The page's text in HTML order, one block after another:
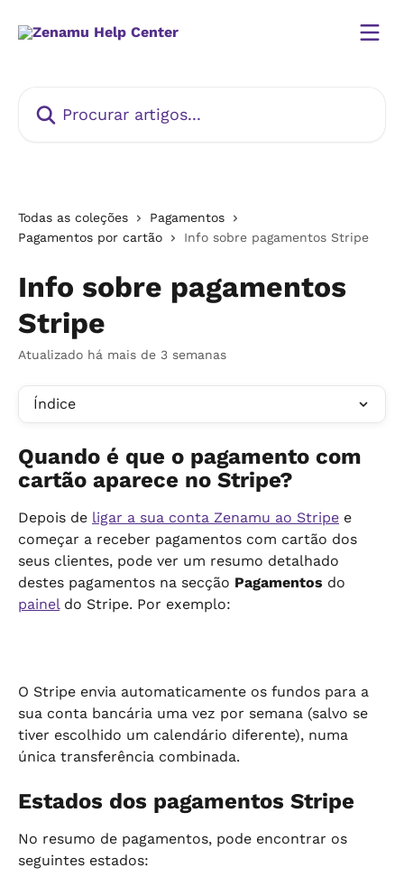
Todas as coleções
Pagamentos
Pagamentos por cartão
Info sobre pagamentos Stripe
Info sobre pagamentos
Stripe
Atualizado há mais de 3 semanas
Índice
Quando é que o pagamento com
cartão aparece no Stripe?
Depois de ligar a sua conta Zenamu ao Stripe e
começar a receber pagamentos com cartão dos
seus clientes, pode ver um resumo detalhado
destes pagamentos na secção Pagamentos do
painel do Stripe. Por exemplo:
O Stripe envia automaticamente os fundos para a
sua conta bancária uma vez por semana (salvo se
tiver escolhido um calendário diferente), numa
única transferência combinada.
Estados dos pagamentos Stripe
No resumo de pagamentos, pode encontrar os
seguintes estados: